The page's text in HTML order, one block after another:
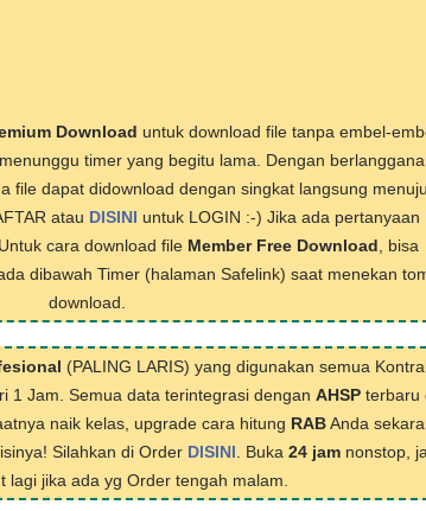
Download untuk download file tanpa embel-
timer yang begitu lama. Dengan
file dapat didownload dengan singkat langsung
atau DISINI untuk LOGIN :-) Jika ada pertanyaan
Untuk cara download file Member Free Download , bisa
dibawah Timer (halaman Safelink) saat menekan
download.
(PALING LARIS) yang digunakan semua
1 Jam. Semua data terintegrasi dengan AHSPterbaru
naik kelas, upgrade cara hitung RABAnda
Silahkan di Order DISINI . Buka 24 jam nonstop,
lagi jika ada yg Order tengah malam.